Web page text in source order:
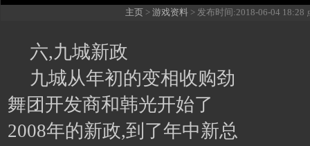
主页 > 游戏资料 > 发布时间:2018-06-04 18:28
六,九城新政
九城从年初的变相收购劲
舞团开发商和韩光开始了
2008年的新政,到了年中新总